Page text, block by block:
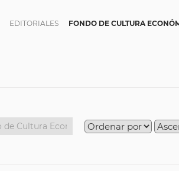
EDITORIALES FONDO DE CULTURA